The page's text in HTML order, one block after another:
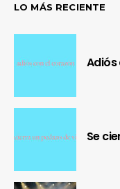
LO MÁS RECIENTE
Adiós
Se